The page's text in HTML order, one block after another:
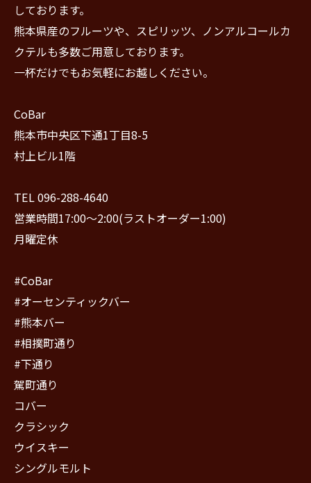
しております。
熊本県産のフルーツや、スピリッツ、ノンアルコールカ
クテルも多数ご用意しております。
一杯だけでもお気軽にお越しください。
CoBar
熊本市中央区下通1丁目8-5
村上ビル1階
TEL 096-288-4640
営業時間17:00〜2:00(ラストオーダー1:00)
月曜定休
#CoBar
#オーセンティックバー
#熊本バー
#相撲町通り
#下通り
駕町通り
コバー
クラシック
ウイスキー
シングルモルト